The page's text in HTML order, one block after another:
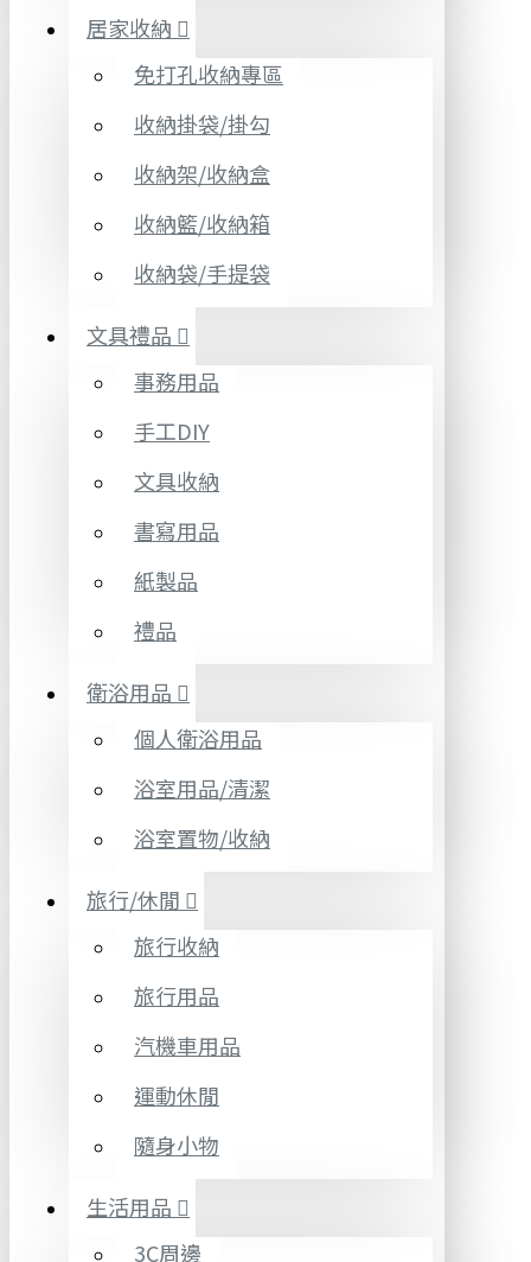
居家收納
免打孔收納專區
收納掛袋/掛勾
收納架/收納盒
收納籃/收納箱
收納袋/手提袋
文具禮品
事務用品
手工DIY
文具收納
書寫用品
紙製品
禮品
衛浴用品
個人衛浴用品
浴室用品/清潔
浴室置物/收納
旅行/休閒
旅行收納
旅行用品
汽機車用品
運動休閒
隨身小物
生活用品
3C周邊